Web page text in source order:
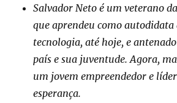
Salvador Neto é um veterano
que aprendeu como autodidata
tecnologia, até hoje, e
país e sua juventude. Agora,
um jovem empreendedor e
esperança.